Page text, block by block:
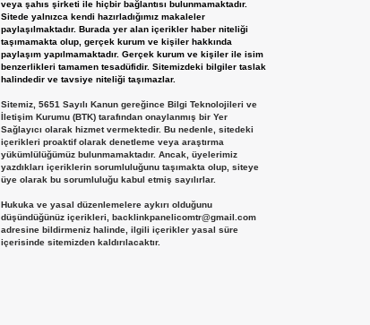
veya şahıs şirketi ile hiçbir bağlantısı bulunmamaktadır.
Sitede yalnızca kendi hazırladığımız makaleler
paylaşılmaktadır. Burada yer alan içerikler haber niteliği
taşımamakta olup, gerçek kurum ve kişiler hakkında
paylaşım yapılmamaktadır. Gerçek kurum ve kişiler ile isim
benzerlikleri tamamen tesadüfidir. Sitemizdeki bilgiler taslak
halindedir ve tavsiye niteliği taşımazlar.
Sitemiz, 5651 Sayılı Kanun gereğince Bilgi Teknolojileri ve
İletişim Kurumu (BTK) tarafından onaylanmış bir Yer
Sağlayıcı olarak hizmet vermektedir. Bu nedenle, sitedeki
içerikleri proaktif olarak denetleme veya araştırma
yükümlülüğümüz bulunmamaktadır. Ancak, üyelerimiz
yazdıkları içeriklerin sorumluluğunu taşımakta olup, siteye
üye olarak bu sorumluluğu kabul etmiş sayılırlar.
Hukuka ve yasal düzenlemelere aykırı olduğunu
düşündüğünüz içerikleri, backlinkpanelicomtr@gmail.com
adresine bildirmeniz halinde, ilgili içerikler yasal süre
içerisinde sitemizden kaldırılacaktır.